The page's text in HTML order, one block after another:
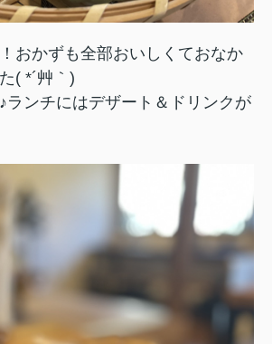
おかずも全部おいしくておなか
( *´艸｀)
ランチにはデザート＆ドリンクが